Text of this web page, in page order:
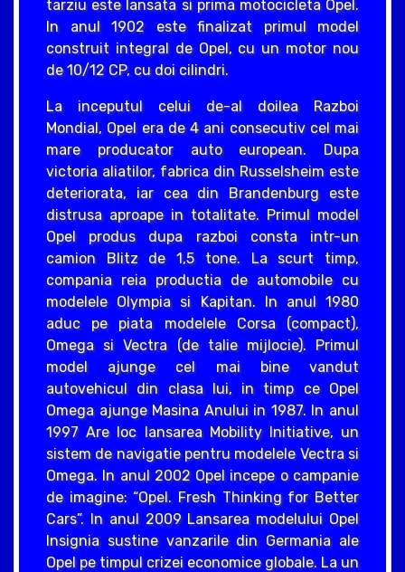
tarziu este lansata si prima motocicleta Opel.
In anul 1902 este finalizat primul model
construit integral de Opel, cu un motor nou
de 10/12 CP, cu doi cilindri.
La inceputul celui de-al doilea Razboi
Mondial, Opel era de 4 ani consecutiv cel mai
mare producator auto european. Dupa
victoria aliatilor, fabrica din Russelsheim este
deteriorata, iar cea din Brandenburg este
distrusa aproape in totalitate. Primul model
Opel produs dupa razboi consta intr-un
camion Blitz de 1,5 tone. La scurt timp,
compania reia productia de automobile cu
modelele Olympia si Kapitan. In anul 1980
aduc pe piata modelele Corsa (compact),
Omega si Vectra (de talie mijlocie). Primul
model ajunge cel mai bine vandut
autovehicul din clasa lui, in timp ce Opel
Omega ajunge Masina Anului in 1987. In anul
1997 Are loc lansarea Mobility Initiative, un
sistem de navigatie pentru modelele Vectra si
Omega. In anul 2002 Opel incepe o campanie
de imagine: “Opel. Fresh Thinking for Better
Cars”. In anul 2009 Lansarea modelului Opel
Insignia sustine vanzarile din Germania ale
Opel pe timpul crizei economice globale. La un